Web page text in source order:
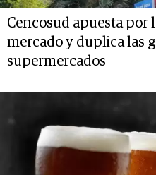
Cencosud apuesta por
mercado y duplica las
supermercados